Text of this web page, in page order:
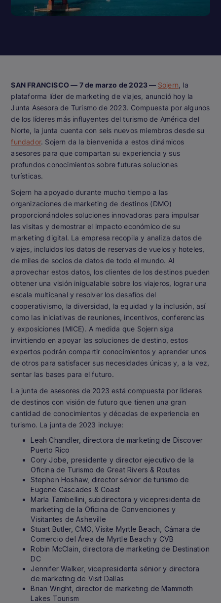
SAN FRANCISCO — 7 de marzo de 2023 — Sojern, la
plataforma líder de marketing de viajes, anunció hoy la
Junta Asesora de Turismo de 2023. Compuesta por algunos
de los líderes más influyentes del turismo de América del
Norte, la junta cuenta con seis nuevos miembros desde su
fundador. Sojern da la bienvenida a estos dinámicos
asesores para que compartan su experiencia y sus
profundos conocimientos sobre futuras soluciones
turísticas.
Sojern ha apoyado durante mucho tiempo a las
organizaciones de marketing de destinos (DMO)
proporcionándoles soluciones innovadoras para impulsar
las visitas y demostrar el impacto económico de su
marketing digital. La empresa recopila y analiza datos de
viajes, incluidos los datos de reservas de vuelos y hoteles,
de miles de socios de datos de todo el mundo. Al
aprovechar estos datos, los clientes de los destinos pueden
obtener una visión inigualable sobre los viajeros, lograr una
escala multicanal y resolver los desafíos del
cooperativismo, la diversidad, la equidad y la inclusión, así
como las iniciativas de reuniones, incentivos, conferencias
y exposiciones (MICE). A medida que Sojern siga
invirtiendo en apoyar las soluciones de destino, estos
expertos podrán compartir conocimientos y aprender unos
de otros para satisfacer sus necesidades únicas y, a la vez,
sentar las bases para el futuro.
La junta de asesores de 2023 está compuesta por líderes
de destinos con visión de futuro que tienen una gran
cantidad de conocimientos y décadas de experiencia en
turismo. La junta de 2023 incluye:
Leah Chandler, directora de marketing de Discover
Puerto Rico
Cory Jobe, presidente y director ejecutivo de la
Oficina de Turismo de Great Rivers & Routes
Stephen Hoshaw, director sénior de turismo de
Eugene Cascades & Coast
Marla Tambellini, subdirectora y vicepresidenta de
marketing de la Oficina de Convenciones y
Visitantes de Asheville
Stuart Butler, CMO, Visite Myrtle Beach, Cámara de
Comercio del Área de Myrtle Beach y CVB
Robin McClain, directora de marketing de Destination
DC
Jennifer Walker, vicepresidenta sénior y directora
de marketing de Visit Dallas
Brian Wright, director de marketing de Mammoth
Lakes Tourism